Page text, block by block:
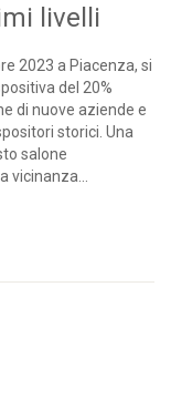
livelli
2023 a Piacenza, si
del 20%
di nuove aziende e
storici. Una
salone